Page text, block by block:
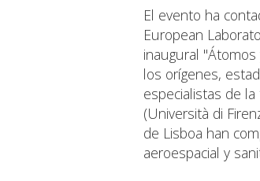
El evento ha
European
inaugural
los orígenes,
especialistas de la
(Università di
de Lisboa han
aeroespacial y